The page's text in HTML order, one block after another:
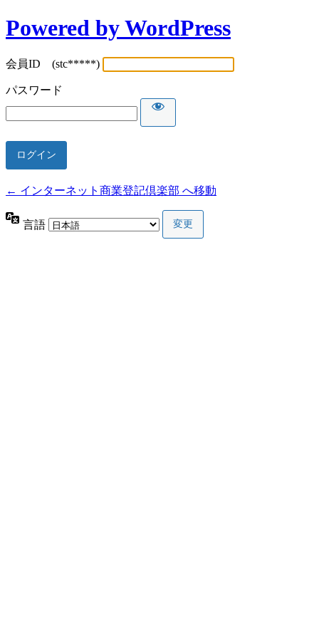
Powered by WordPress
会員ID (stc*****)
パスワード
← インターネット商業登記倶楽部 へ移動
言語